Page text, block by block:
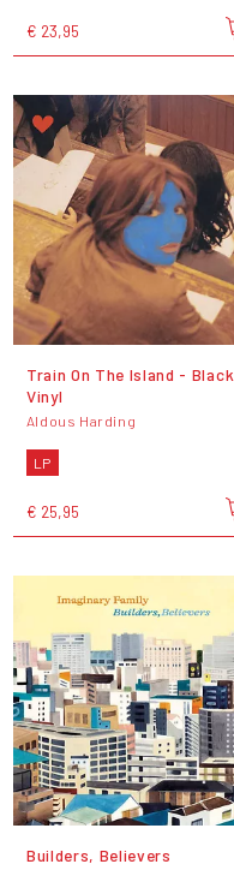
€ 23,95
Train On The Island - Black
Vinyl
Aldous Harding
LP
€ 25,95
Builders, Believers